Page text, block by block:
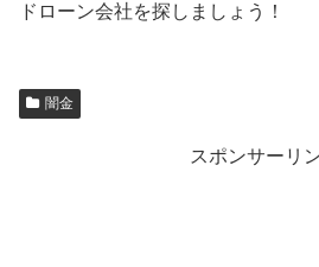
ドローン会社を探しましょう！
闇金
スポンサーリ